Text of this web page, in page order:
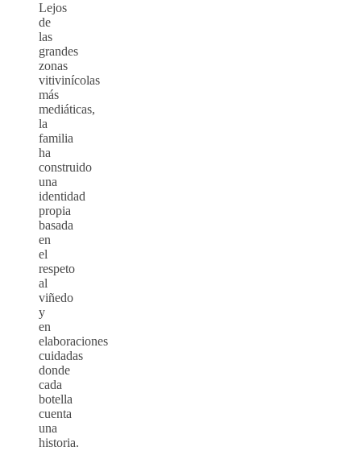
Lejos
de
las
grandes
zonas
vitivinícolas
más
mediáticas,
la
familia
ha
construido
una
identidad
propia
basada
en
el
respeto
al
viñedo
y
en
elaboraciones
cuidadas
donde
cada
botella
cuenta
una
historia.